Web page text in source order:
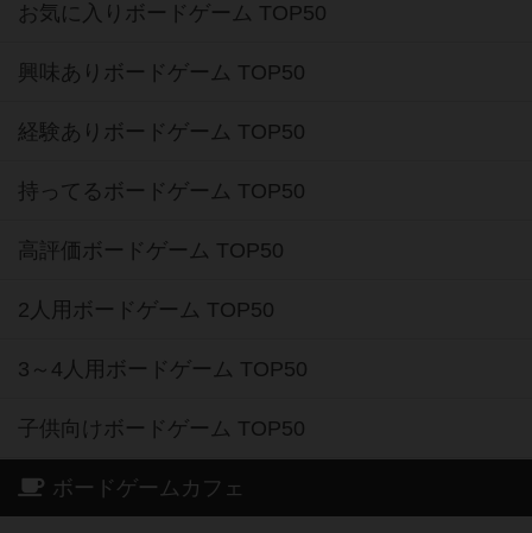
お気に入りボードゲーム TOP50
興味ありボードゲーム TOP50
経験ありボードゲーム TOP50
持ってるボードゲーム TOP50
高評価ボードゲーム TOP50
2人用ボードゲーム TOP50
3～4人用ボードゲーム TOP50
子供向けボードゲーム TOP50
ボードゲームカフェ